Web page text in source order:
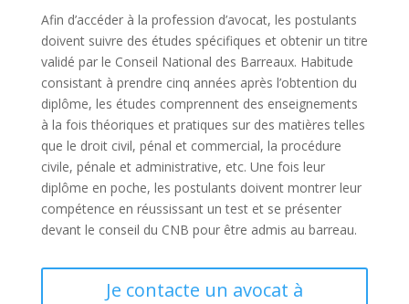
Afin d’accéder à la profession d’avocat, les postulants
doivent suivre des études spécifiques et obtenir un titre
validé par le Conseil National des Barreaux. Habitude
consistant à prendre cinq années après l’obtention du
diplôme, les études comprennent des enseignements
à la fois théoriques et pratiques sur des matières telles
que le droit civil, pénal et commercial, la procédure
civile, pénale et administrative, etc. Une fois leur
diplôme en poche, les postulants doivent montrer leur
compétence en réussissant un test et se présenter
devant le conseil du CNB pour être admis au barreau.
Je contacte un avocat à